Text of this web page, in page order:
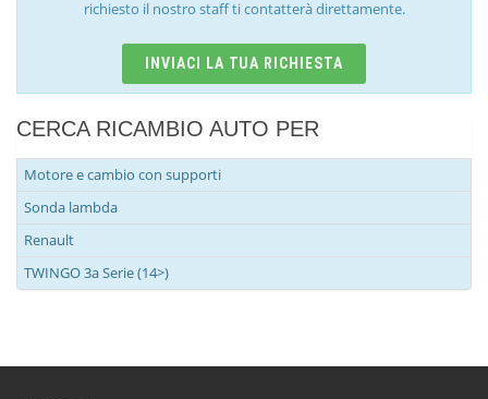
richiesto il nostro staff ti contatterà direttamente.
INVIACI LA TUA RICHIESTA
CERCA RICAMBIO AUTO PER
Motore e cambio con supporti
Sonda lambda
Renault
TWINGO 3a Serie (14>)